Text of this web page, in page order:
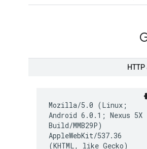
Mozilla/5.0 (Linux;
Android 6.0.1; Nexus 5X
Build/MMB29P)
AppleWebKit/537.36
(KHTML, like Gecko)